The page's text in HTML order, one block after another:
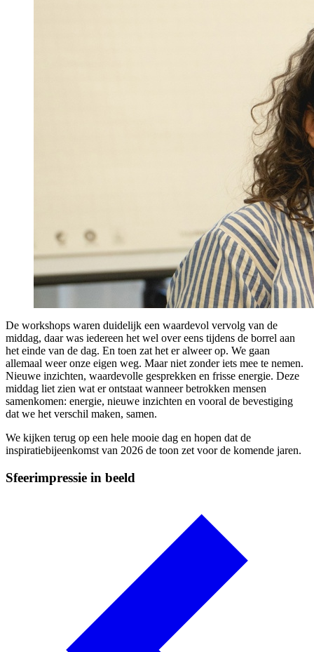
De workshops waren duidelijk een waardevol vervolg van de
middag, daar was iedereen het wel over eens tijdens de borrel aan
het einde van de dag. En toen zat het er alweer op. We gaan
allemaal weer onze eigen weg. Maar niet zonder iets mee te nemen.
Nieuwe inzichten, waardevolle gesprekken en frisse energie. Deze
middag liet zien wat er ontstaat wanneer betrokken mensen
samenkomen: energie, nieuwe inzichten en vooral de bevestiging
dat we het verschil maken, samen.
We kijken terug op een hele mooie dag en hopen dat de
inspiratiebijeenkomst van 2026 de toon zet voor de komende jaren.
Sfeerimpressie in beeld